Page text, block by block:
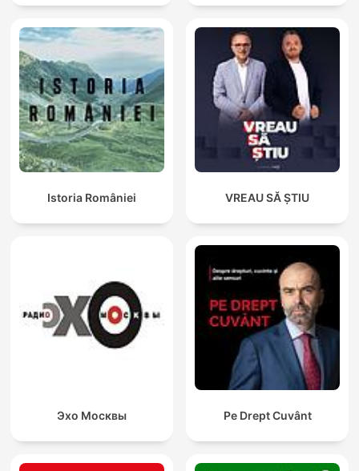
Istoria României VREAU SĂ ȘTIU
Эхо Москвы Pe Drept Cuvânt